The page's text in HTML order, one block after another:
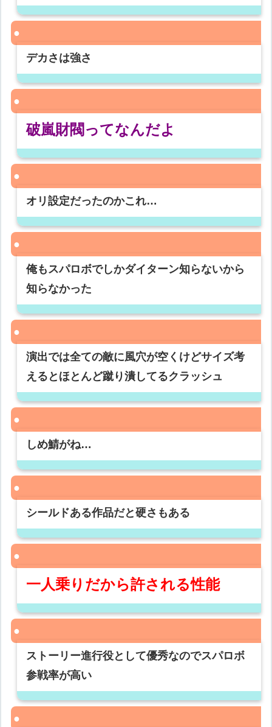
デカさは強さ
破嵐財閥ってなんだよ
オリ設定だったのかこれ…
俺もスパロボでしかダイターン知らないから
知らなかった
演出では全ての敵に風穴が空くけどサイズ考
えるとほとんど蹴り潰してるクラッシュ
しめ鯖がね…
シールドある作品だと硬さもある
一人乗りだから許される性能
ストーリー進行役として優秀なのでスパロボ
参戦率が高い